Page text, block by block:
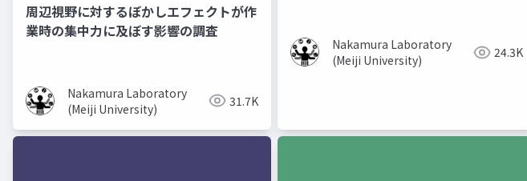
周辺視野に対するぼかしエフェクトが作
業時の集中力に及ぼす影響の調査
Nakamura Laboratory
(Meiji University)
31.7K
Nakamura Laboratory
(Meiji University)
24.3K